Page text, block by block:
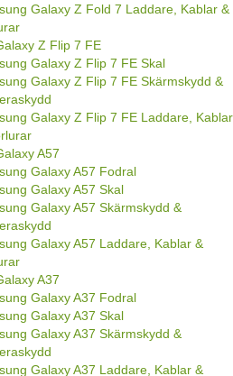
Galaxy Z Fold 7 Laddare, Kablar &
Z Flip 7 FE
Galaxy Z Flip 7 FE Skal
Galaxy Z Flip 7 FE Skärmskydd &
Galaxy Z Flip 7 FE Laddare, Kablar
A57
Galaxy A57 Fodral
Galaxy A57 Skal
Galaxy A57 Skärmskydd &
Galaxy A57 Laddare, Kablar &
A37
Galaxy A37 Fodral
Galaxy A37 Skal
Galaxy A37 Skärmskydd &
Galaxy A37 Laddare, Kablar &